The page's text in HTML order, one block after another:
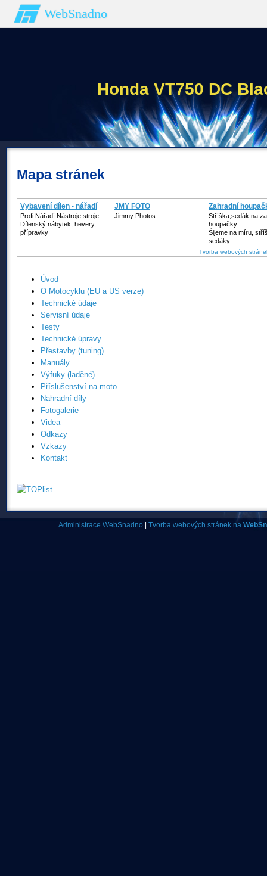
WebSnadno
Honda VT750 DC
Mapa stránek
Vybavení dílen - nářadí
Profi Nářadí Nástroje stroje
Dílenský nábytek, hevery,
přípravky
JMY FOTO
Jimmy Photos...
Zahradní
Stříška,sedák na
houpačky
Šijeme na míru,
sedáky
Tvorba webových
Úvod
O Motocyklu (EU a US verze)
Technické údaje
Servisní údaje
Testy
Technické úpravy
Přestavby (tuning)
Manuály
Výfuky (laděné)
Příslušenství na moto
Nahradní díly
Fotogalerie
Videa
Odkazy
Vzkazy
Kontakt
Administrace WebSnadno Tvorba webových stránek na